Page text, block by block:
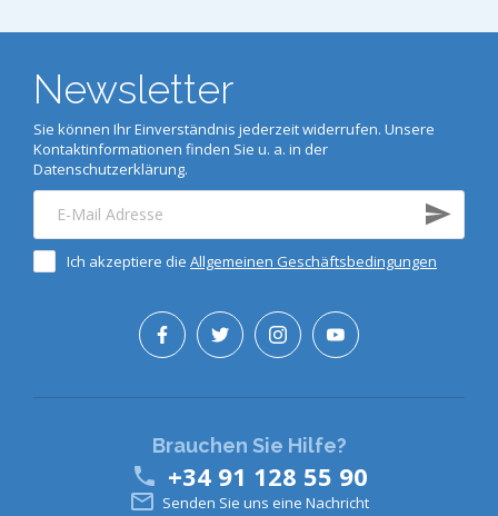
Newsletter
Sie können Ihr Einverständnis jederzeit widerrufen. Unsere
Kontaktinformationen finden Sie u. a. in der
Datenschutzerklärung.
Ich akzeptiere die Allgemeinen Geschäftsbedingungen
Brauchen Sie Hilfe?
 +34 91 128 55 90
 Senden Sie uns eine Nachricht